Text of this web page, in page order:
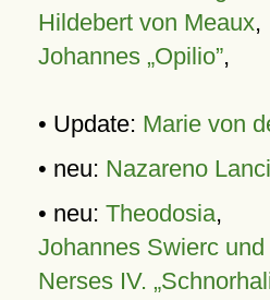
Hildebert von Meaux,
Johannes „Opilio”,
• Update: Marie von
• neu: Nazareno
• neu: Theodosia,
Johannes Swierc
Nerses IV.